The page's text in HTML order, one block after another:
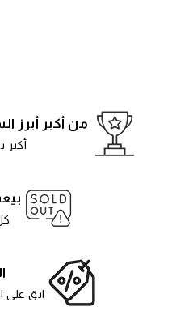
من أكبر أبرز
أكبر
كل 5
ابق على